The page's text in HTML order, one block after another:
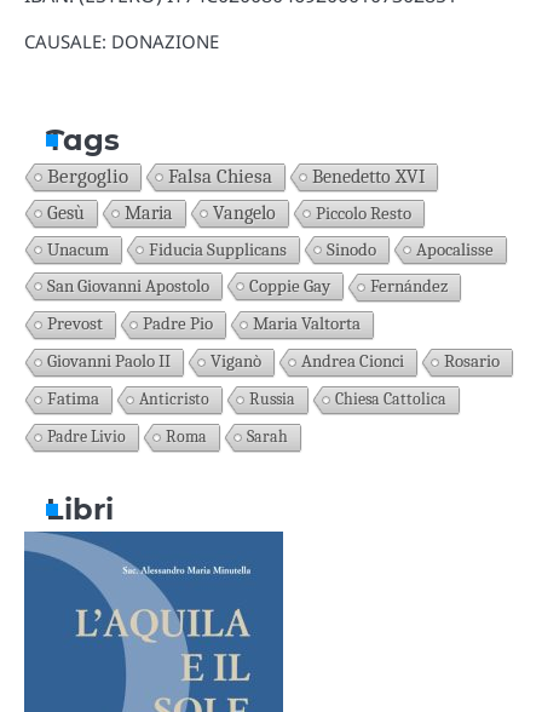
CAUSALE: DONAZIONE
Tags
Bergoglio Falsa Chiesa Benedetto XVI
Gesù Maria Vangelo
Piccolo Resto
Unacum
Fiducia Supplicans Sinodo
Apocalisse
San Giovanni Apostolo
Coppie Gay
Fernández
Prevost
Padre Pio
Maria Valtorta
Giovanni Paolo II
Viganò Andrea Cionci
Rosario
Fatima
Anticristo Russia
Chiesa Cattolica
Padre Livio
Roma Sarah
Libri